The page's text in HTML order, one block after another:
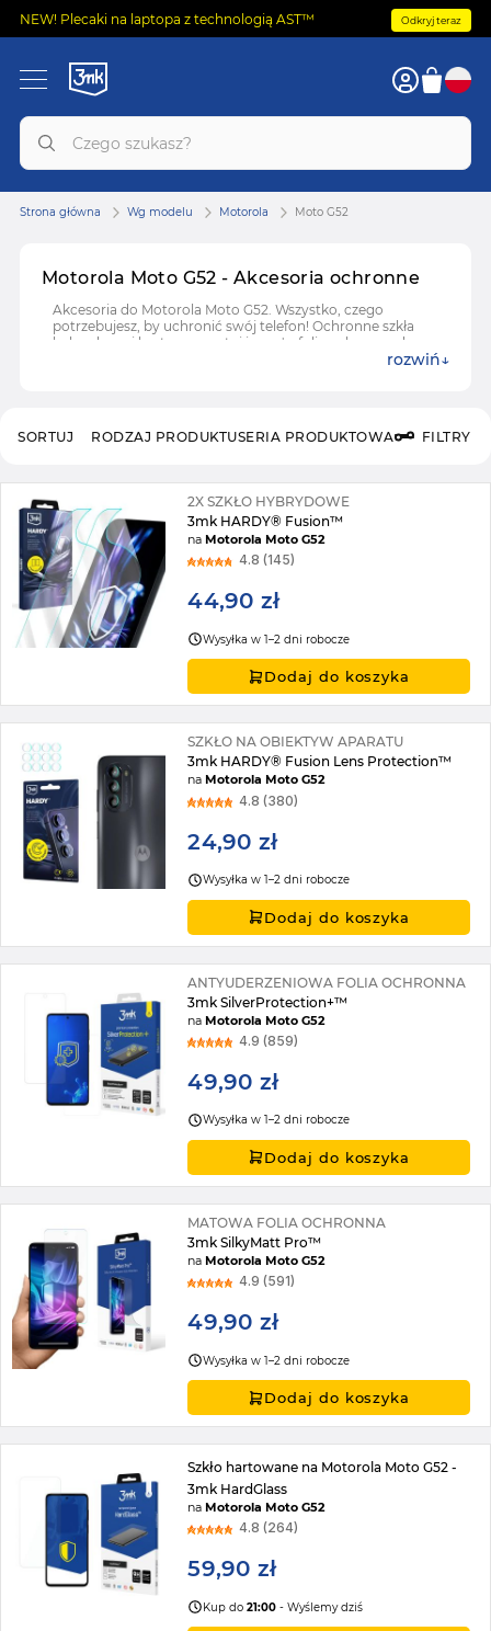
NEW! Plecaki na laptopa z technologią AST™ Odkryj teraz
Motorola Moto G52 - Akcesoria ochronne
Akcesoria do Motorola Moto G52. Wszystko, czego
potrzebujesz, by uchronić swój telefon! Ochronne szkła
hybrydowe i hartowane, etui i case'y, folie ochronne do
rozwiń
Strona główna Wg modelu Motorola Moto G52
RODZAJ PRODUKTUSERIA PRODUKTOWA FILTRY
SORTUJ
2X SZKŁO HYBRYDOWE
3mk HARDY® Fusion™
naMotorola Moto G52
4.8 (145)
44,90 zł
Wysyłka w 1–2 dni robocze
Dodaj do koszyka
SZKŁO NA OBIEKTYW APARATU
3mk HARDY® Fusion Lens Protection™
naMotorola Moto G52
4.8 (380)
24,90 zł
Wysyłka w 1–2 dni robocze
Dodaj do koszyka
ANTYUDERZENIOWA FOLIA OCHRONNA
3mk SilverProtection+™
naMotorola Moto G52
4.9 (859)
49,90 zł
Wysyłka w 1–2 dni robocze
Dodaj do koszyka
MATOWA FOLIA OCHRONNA
3mk SilkyMatt Pro™
naMotorola Moto G52
4.9 (591)
49,90 zł
Wysyłka w 1–2 dni robocze
Dodaj do koszyka
Szkło hartowane na Motorola Moto G52 -
3mk HardGlass
naMotorola Moto G52
4.8 (264)
59,90 zł
Kup do21:00 - Wyślemy dziś